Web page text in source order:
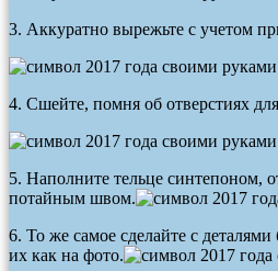
3. Аккуратно вырежьте с учетом
4. Сшейте, помня об отверстиях
5. Наполните тельце синтепоном,
потайным швом.
6. То же самое сделайте с
их как на фото.